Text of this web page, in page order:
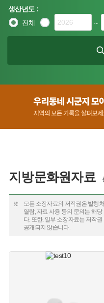
생산년도 :
전체
~
지방문화원자료
모든 소장자료의 저작권은 발행
열람, 자료 사용 등의 문의는 해
다. 또한, 일부 소장자료는 저작
공개되지 않습니다.